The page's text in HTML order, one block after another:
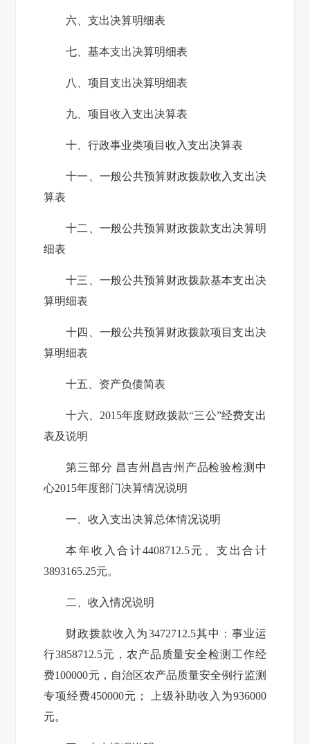
六、支出决算明细表
七、基本支出决算明细表
八、项目支出决算明细表
九、项目收入支出决算表
十、行政事业类项目收入支出决算表
十一、一般公共预算财政拨款收入支出决
算表
十二、一般公共预算财政拨款支出决算明
细表
十三、一般公共预算财政拨款基本支出决
算明细表
十四、一般公共预算财政拨款项目支出决
算明细表
十五、资产负债简表
十六、2015年度财政拨款“三公”经费支出
表及说明
第三部分 昌吉州昌吉州产品检验检测中
心2015年度部门决算情况说明
一、收入支出决算总体情况说明
本年收入合计4408712.5元、支出合计
3893165.25元。
二、收入情况说明
财政拨款收入为3472712.5其中：事业运
行3858712.5元，农产品质量安全检测工作经
费100000元，自治区农产品质量安全例行监测
专项经费450000元； 上级补助收入为936000
元。